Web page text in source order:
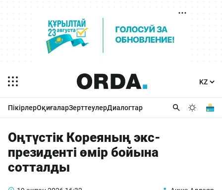
ПікірлерОқиғаларЗерттеулерДиалогтар
Оңтүстік Кореяның экс-
президенті өмір бойына
сотталды